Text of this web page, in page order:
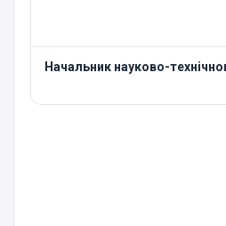
Начальник науково-